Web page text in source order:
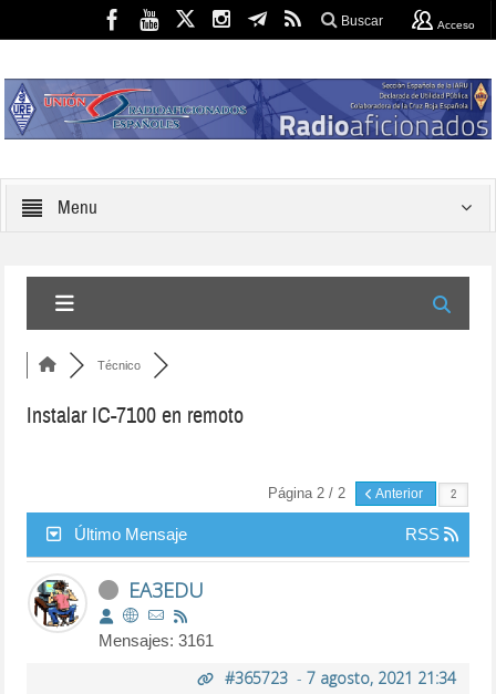
Buscar Acceso
Menu
Técnico
Instalar IC-7100 en remoto
Página 2 / 2 Anterior
Último Mensaje RSS
EA3EDU
Mensajes: 3161
#365723- 7 agosto, 2021 21:34